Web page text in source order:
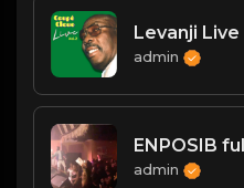
Levanji Live
admin
ENPOSIB
admin